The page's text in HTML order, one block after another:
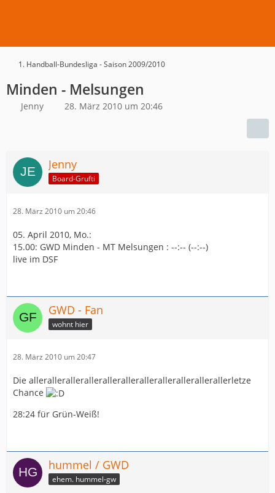
1. Handball-Bundesliga - Saison 2009/2010
Minden - Melsungen
Jenny 28. März 2010 um 20:46
Jenny
Board-Grufti
28. März 2010 um 20:46
05. April 2010, Mo.:
15.00: GWD Minden - MT Melsungen : --:-- (--:--)
live im DSF
GWD - Fan
wohnt hier
28. März 2010 um 20:47
Die allerallerallerallerallerallerallerallerallerallerallerletze
Chance
28:24 für Grün-Weiß!
hummel / GWD
ehem. hummel-gw